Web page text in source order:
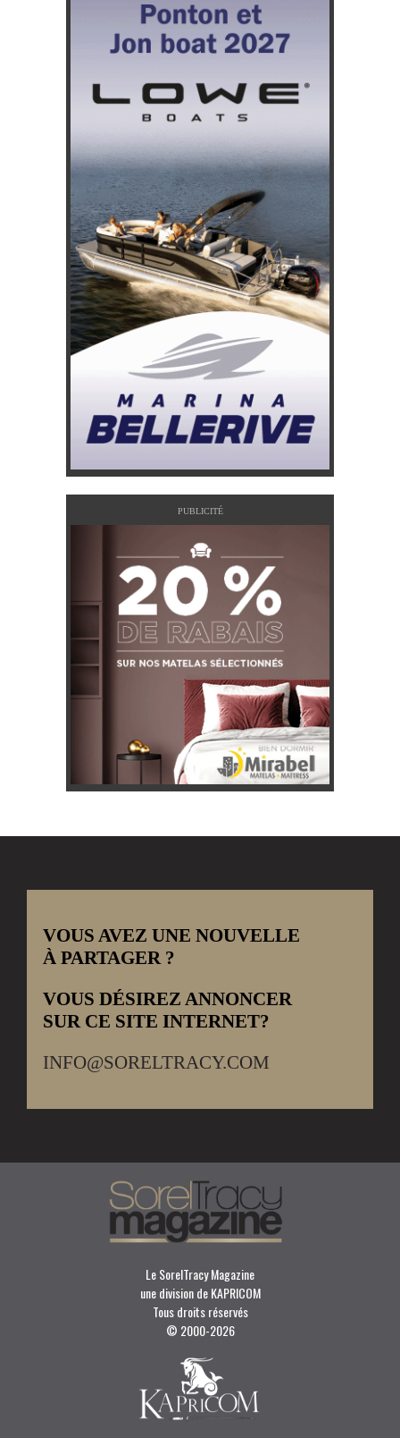
PUBLICITÉ
VOUS AVEZ UNE NOUVELLE
À PARTAGER ?
VOUS DÉSIREZ ANNONCER
SUR CE SITE INTERNET?
INFO@SORELTRACY.COM
Le SorelTracy Magazine
une division de KAPRICOM
Tous droits réservés
© 2000-2026